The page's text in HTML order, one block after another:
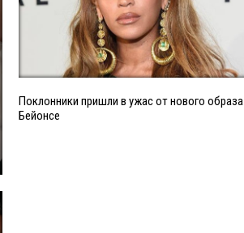
Поклонники пришли в ужас от нового образа
Бейонсе